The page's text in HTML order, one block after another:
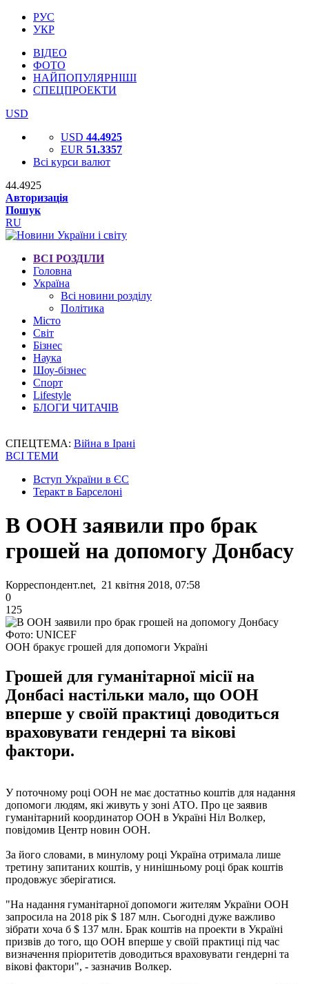
РУС
УКР
ВІДЕО
ФОТО
НАЙПОПУЛЯРНІШІ
СПЕЦПРОЕКТИ
USD
USD 44.4925
EUR 51.3357
Всі курси валют
44.4925
Авторизація
Пошук
RU
ВСІ РОЗДІЛИ
Головна
Україна
Всі новини розділу
Політика
Місто
Світ
Бізнес
Наука
Шоу-бізнес
Спорт
Lifestyle
БЛОГИ ЧИТАЧІВ
СПЕЦТЕМА: Війна в Ірані
ВСІ ТЕМИ
Вступ України в ЄС
Теракт в Барселоні
В ООН заявили про брак
грошей на допомогу Донбасу
Корреспондент.net, 21 квітня 2018, 07:58
0
125
Фото: UNICEF
ООН бракує грошей для допомоги Україні
Грошей для гуманітарної місії на
Донбасі настільки мало, що ООН
вперше у своїй практиці доводиться
враховувати гендерні та вікові
фактори.
У поточному році ООН не має достатньо коштів для надання
допомоги людям, які живуть у зоні АТО. Про це заявив
гуманітарний координатор ООН в Україні Ніл Волкер,
повідомив Центр новин ООН.
За його словами, в минулому році Україна отримала лише
третину запитаних коштів, у нинішньому році брак коштів
продовжує зберігатися.
"На надання гуманітарної допомоги жителям України ООН
запросила на 2018 рік $ 187 млн. Сьогодні дуже важливо
зібрати хоча б $ 137 млн. Брак коштів на проекти в Україні
призвів до того, що ООН вперше у своїй практиці під час
визначення пріоритетів доводиться враховувати гендерні та
вікові фактори", - зазначив Волкер.